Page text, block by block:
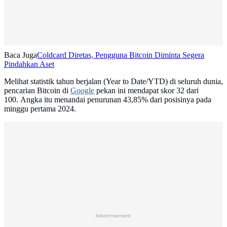
Baca JugaColdcard Diretas, Pengguna Bitcoin Diminta Segera
Pindahkan Aset
Melihat statistik tahun berjalan (Year to Date/YTD) di seluruh dunia,
pencarian Bitcoin di Google pekan ini mendapat skor 32 dari
100. Angka itu menandai penurunan 43,85% dari posisinya pada
minggu pertama 2024.
Advertisement